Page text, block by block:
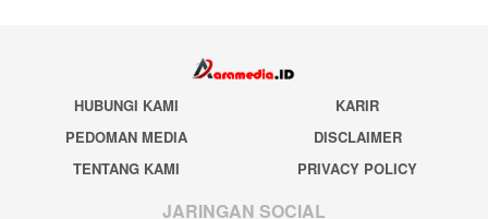
HUBUNGI KAMI
KARIR
PEDOMAN MEDIA
DISCLAIMER
TENTANG KAMI
PRIVACY POLICY
JARINGAN SOCIAL